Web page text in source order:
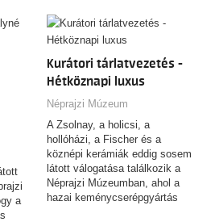
museums, recognized with a
wide range of international
awards for its architecture and
innovative approach. This brief
tour introduces you to the
building’s unique design, gives
you a clear overview of what to
expect inside, and highlights
the exhibitions that make the
museum such a standout
destination. It’s the ideal way to
start your visit and make the
most of your time here.
a
Kurátori tárlatvezetés -
Hétköznapi luxus
Néprajzi Múzeum
A Zsolnay, a holicsi, a
hollóházi, a Fischer és a
köznépi kerámiák eddig sosem
látott válogatása találkozik a
Néprajzi Múzeumban, ahol a
hazai keménycserépgyártás